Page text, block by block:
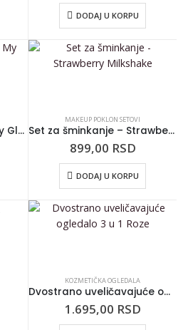
DODAJ U KORPU
Set za šminkanje – In My Glowy Era
MAKEUP POKLON SETOVI
Set za šminkanje – Strawberry Milkshake
899,00 RSD
DODAJ U KORPU
KOZMETIČKA OGLEDALA
Dvostrano uveličavajuće ogledalo 3 u 1 Roze
1.695,00 RSD